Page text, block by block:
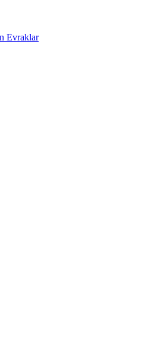
Evraklar